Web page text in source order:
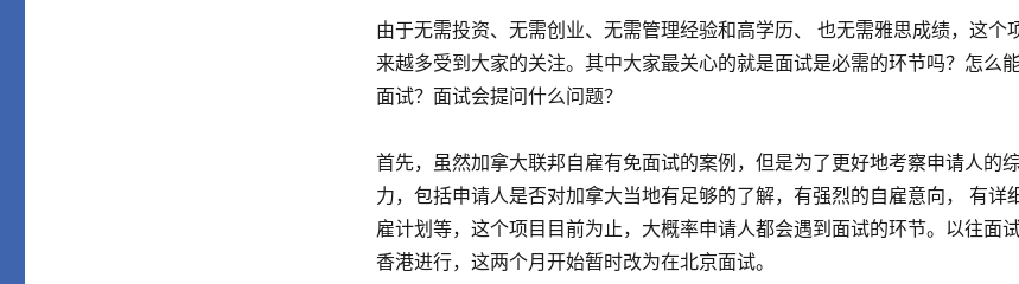
由于无需投资、无需创业、无需管理经验和高学历、 也无需雅思成绩，这个
来越多受到大家的关注。其中大家最关心的就是面试是必需的环节吗？怎么
面试？面试会提问什么问题？
首先，虽然加拿大联邦自雇有免面试的案例，但是为了更好地考察申请人的
力，包括申请人是否对加拿大当地有足够的了解，有强烈的自雇意向， 有详
雇计划等，这个项目目前为止，大概率申请人都会遇到面试的环节。以往面
香港进行，这两个月开始暂时改为在北京面试。